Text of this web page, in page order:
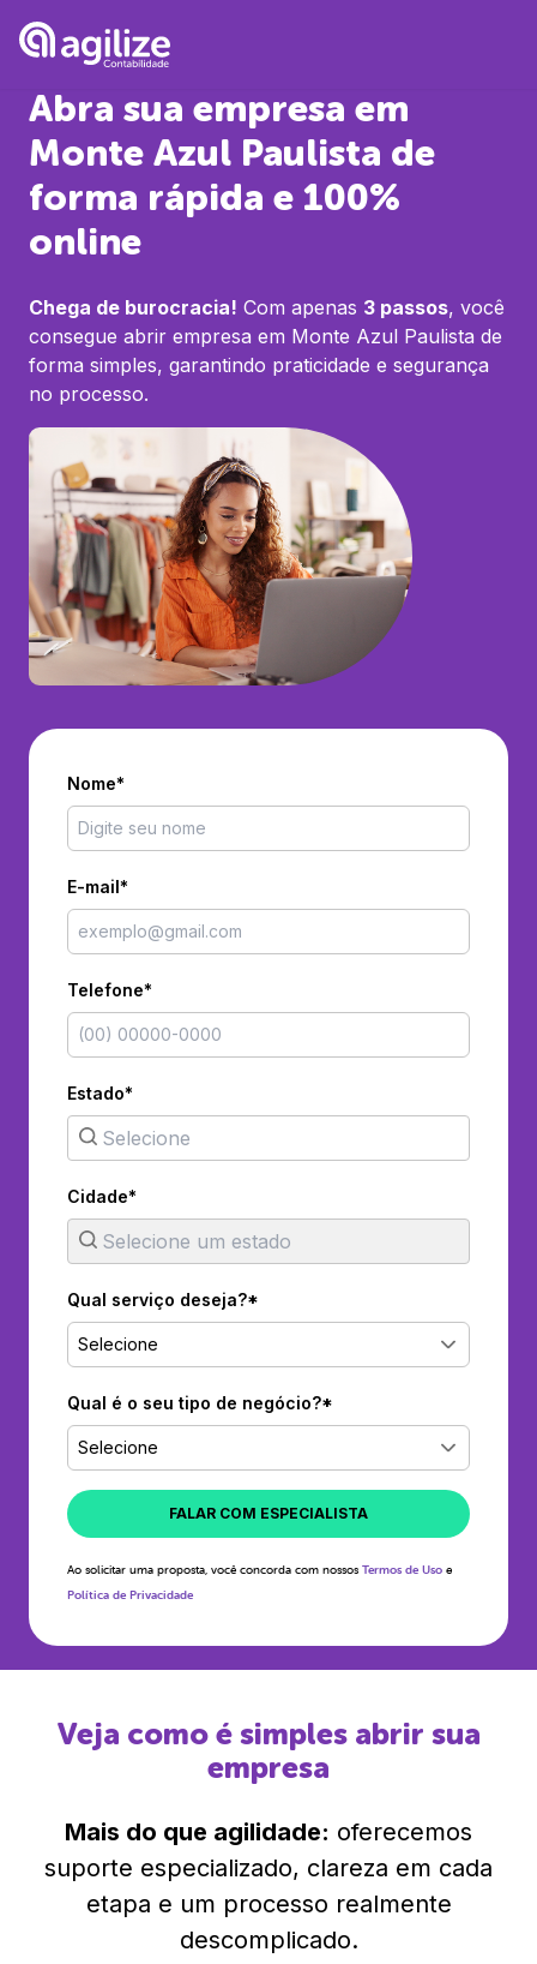
Abra sua empresa em
Monte Azul Paulista de
forma rápida e 100%
online
Chega de burocracia! Com apenas 3 passos, você
consegue abrir empresa em Monte Azul Paulista de
forma simples, garantindo praticidade e segurança
no processo.
Nome*
E-mail*
Telefone*
Estado*
Cidade*
Qual serviço deseja?*
Selecione
Qual é o seu tipo de negócio?*
Selecione
FALAR COM ESPECIALISTA
Ao solicitar uma proposta, você concorda com nossos Termos de Uso e
Política de Privacidade
Veja como é simples abrir sua
empresa
Mais do que agilidade: oferecemos
suporte especializado, clareza em cada
etapa e um processo realmente
descomplicado.